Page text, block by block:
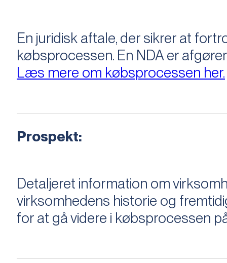
En juridisk aftale, der sikrer at
købsprocessen​​. En NDA er
Læs mere om købsprocessen her.
Prospekt:
Detaljeret information om
virksomhedens historie og
for at gå videre i købsprocessen